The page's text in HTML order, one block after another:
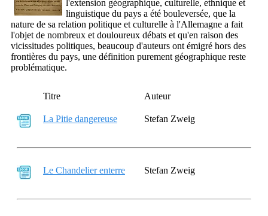
l'extension géographique, culturelle, ethnique et
linguistique du pays a été bouleversée, que la
nature de sa relation politique et culturelle à l'Allemagne a fait
l'objet de nombreux et douloureux débats et qu'en raison des
vicissitudes politiques, beaucoup d'auteurs ont émigré hors des
frontières du pays, une définition purement géographique reste
problématique.
Titre Auteur
La Pitie dangereuse Stefan Zweig
Le Chandelier enterre Stefan Zweig